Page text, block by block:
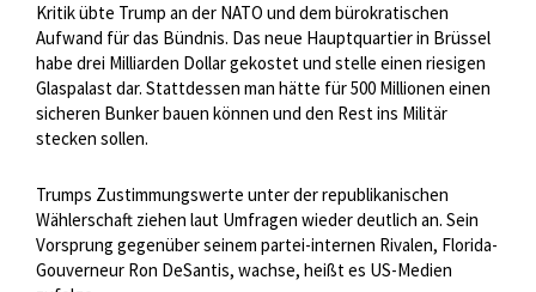
Kritik übte Trump an der NATO und dem bürokratischen
Aufwand für das Bündnis. Das neue Hauptquartier in Brüssel
habe drei Milliarden Dollar gekostet und stelle einen riesigen
Glaspalast dar. Stattdessen man hätte für 500 Millionen einen
sicheren Bunker bauen können und den Rest ins Militär
stecken sollen.
Trumps Zustimmungswerte unter der republikanischen
Wählerschaft ziehen laut Umfragen wieder deutlich an. Sein
Vorsprung gegenüber seinem partei-internen Rivalen, Florida-
Gouverneur Ron DeSantis, wachse, heißt es US-Medien